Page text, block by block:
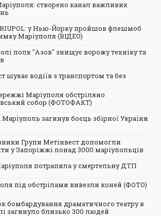
створено канал важливих
у Нью-Йорку пройшов флешмоб
Маріуполя (ВІДЕО)
полк "Азов" знищує ворожу техніку та
шукає водіїв з транспортом та без
Маріуполя обстріляно
собор (ФОТОФАКТ)
Маріуполь загинув боєць збірної України
Групи Метінвест допомогли
у Запоріжжі понад 3000 маріупольців
потрапила у смертельну ДТП
під обстрілами вивезли коней (ФОТО)
бомбардування драматичного театру в
загинуло близько 300 людей